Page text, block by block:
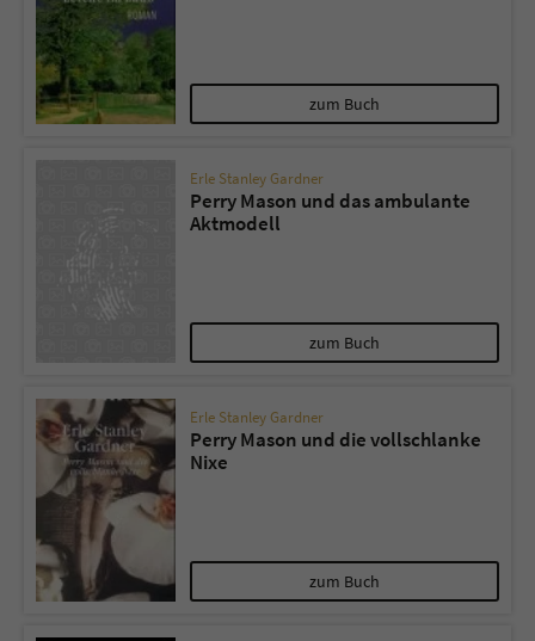
zum Buch
Erle Stanley Gardner
Perry Mason und das ambulante
Aktmodell
zum Buch
Erle Stanley Gardner
Perry Mason und die vollschlanke
Nixe
zum Buch